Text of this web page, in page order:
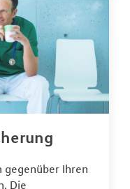
gegenüber Ihren
Die